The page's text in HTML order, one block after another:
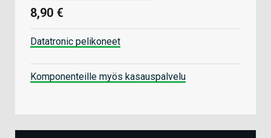
8,90 €
Datatronic pelikoneet
Komponenteille myös kasauspalvelu